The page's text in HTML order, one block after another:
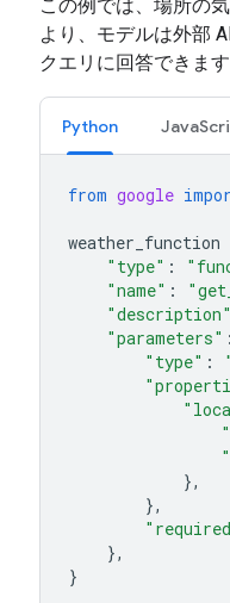
この例では、場所の
より、モデルは外部
クエリに回答できます
Python
from google
weather_function
"type" :
"name" :
"description"
"parameters" :
"type" :
},
},
},
}